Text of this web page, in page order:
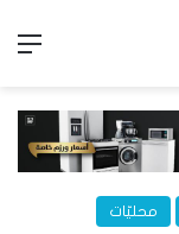
محليّات